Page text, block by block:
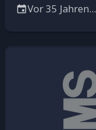
Vor 35 Jahren...